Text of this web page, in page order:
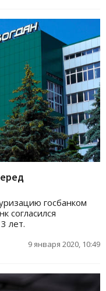
госбанком
согласился
лет.
9 января 2020, 10:49